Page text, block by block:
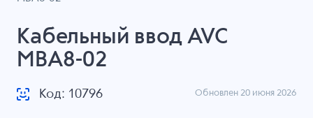
Кабельный ввод AVC
MBA8-02
Код: 10796 Обновлен 20 июня 2026